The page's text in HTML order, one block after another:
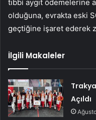
tıbbi aygıt ödemelerine
olduğuna, evrakta eski
geçtiğine işaret ederek
İlgili Makaleler
Açıldı